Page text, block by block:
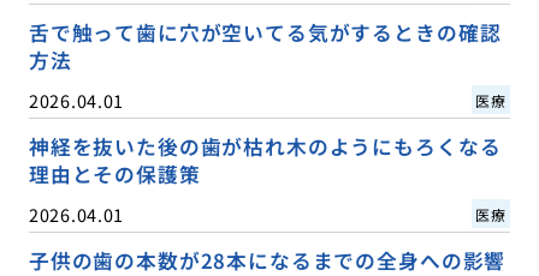
舌で触って歯に穴が空いてる気がするときの確認
方法
2026.04.01 医療
神経を抜いた後の歯が枯れ木のようにもろくなる
理由とその保護策
2026.04.01 医療
子供の歯の本数が28本になるまでの全身への影響